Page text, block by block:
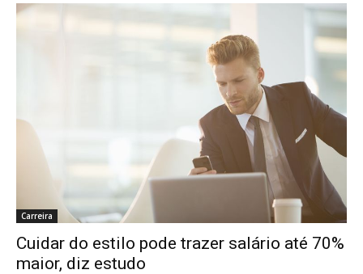
Carreira
Cuidar do estilo pode trazer salário até 70%
maior, diz estudo